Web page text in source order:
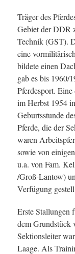
Träger des
Gebiet der DDR
Technik (GST).
eine
bildete einen
gab es bis 1960/
Pferdesport.
im Herbst 1954
Geburtsstunde
Pferde, die der
waren
sowie von
u.a. von Fam.
/Groß-Lantow)
Verfügung
Erste Stallungen
dem Grundstück
Sektionsleiter
Laage. Als